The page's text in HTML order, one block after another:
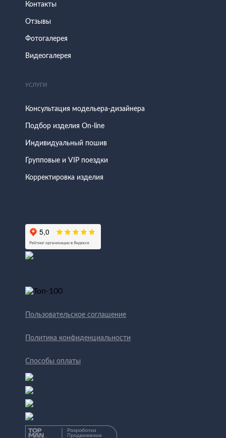
Контакты
Отзывы
Фотогалерея
Видеогалерея
УСЛУГИ
Консультация модельера-дизайнера
Подбор изделия On-line
Индивидуальный пошив
Групповые и VIP поездки
Корректировка изделия
Пользовательское соглашение
Политика конфиденциальности
Способы оплаты